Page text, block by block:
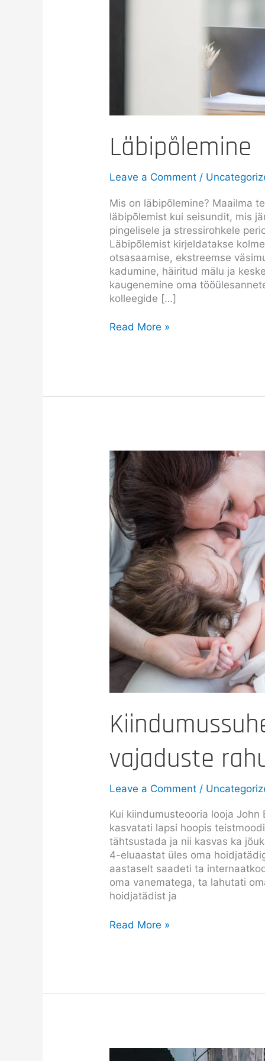
Läbipõlemine
Leave a Comment /
Mis on läbipõlemine? Maailma
läbipõlemist kui seisundit, mis
pingelisele ja stressirohkele
Läbipõlemist kirjeldatakse
otsasaamise, ekstreemse
kadumine, häiritud mälu ja
kaugenemine oma
kolleegide […]
Read More »
vajaduste
Leave a Comment /
Kui kiindumusteooria looja
kasvatati lapsi hoopis
tähtsustada ja nii kasvas ka
4-eluaastat üles oma
aastaselt saadeti ta
oma vanematega, ta lahutati
hoidjatädist ja
Kiindumussuhe
ehk
miks
on
beebi
vajaduste
rahuldamise
nii
tähtis?
Read More »